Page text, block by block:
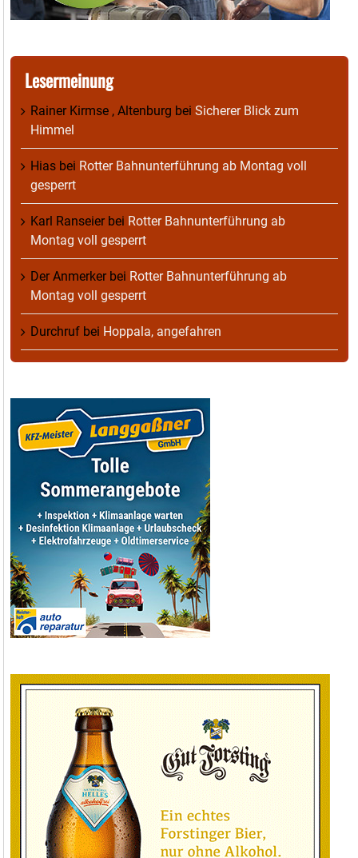
Lesermeinung
Rainer Kirmse , Altenburg bei Sicherer Blick zum
Himmel
Hias bei Rotter Bahnunterführung ab Montag voll
gesperrt
Karl Ranseierbei Rotter Bahnunterführung ab
Montag voll gesperrt
Der Anmerkerbei Rotter Bahnunterführung ab
Montag voll gesperrt
Durchruf bei Hoppala, angefahren